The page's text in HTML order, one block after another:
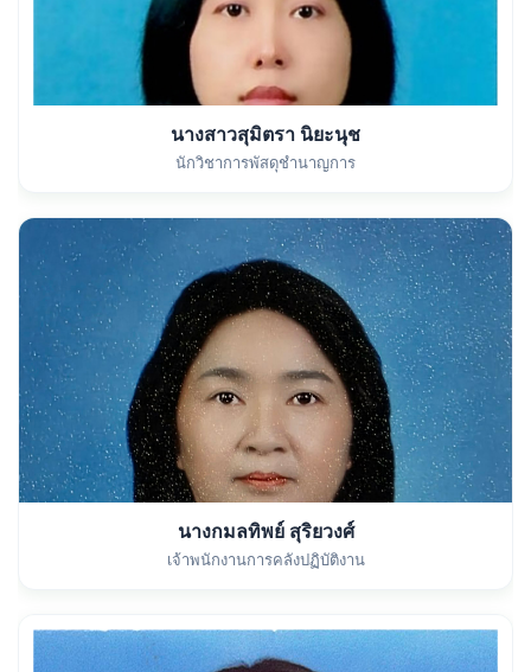
นางสาวสุมิตรา นิยะนุช
นักวิชาการพัสดุชำนาญการ
นางกมลทิพย์ สุริยวงศ์
เจ้าพนักงานการคลังปฏิบัติงาน